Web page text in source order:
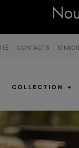
CONTACTS
COLLECTION